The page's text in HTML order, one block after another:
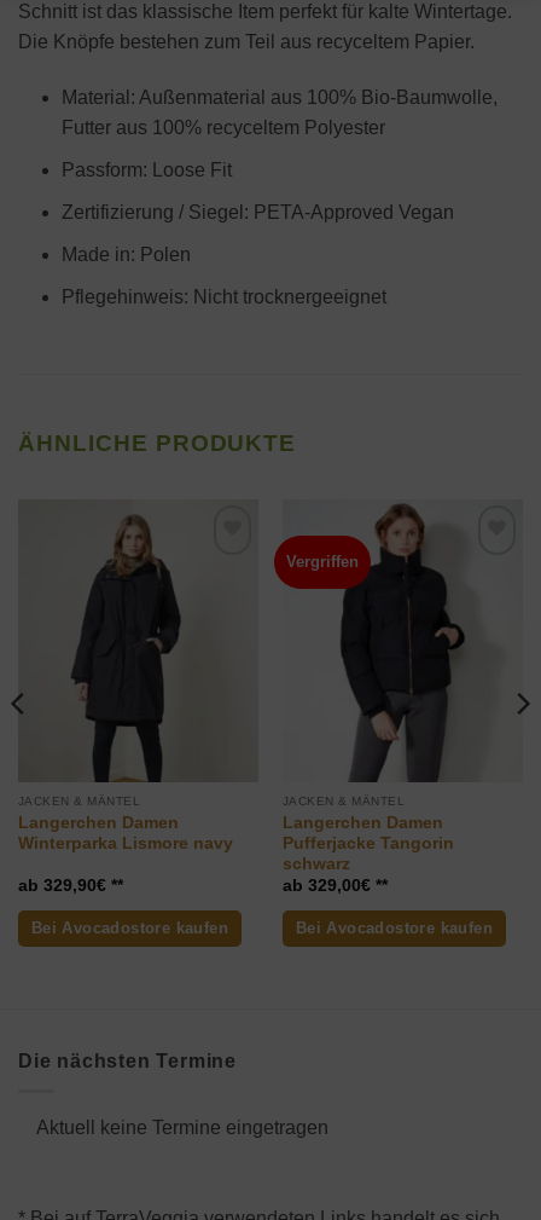
Schnitt ist das klassische Item perfekt für kalte Wintertage.
Die Knöpfe bestehen zum Teil aus recyceltem Papier.
Material: Außenmaterial aus 100% Bio-Baumwolle,
Futter aus 100% recyceltem Polyester
Passform: Loose Fit
Zertifizierung / Siegel: PETA-Approved Vegan
Made in: Polen
Pflegehinweis: Nicht trocknergeeignet
ÄHNLICHE PRODUKTE
Wunschliste
JACKEN & MÄNTEL
Langerchen Damen
Winterparka Lismore navy
329,90€
Bei Avocadostore kaufen
Vergriffen
Zur
hinzufügen
JACKEN & MÄNTEL
Langerchen Damen
Pufferjacke Tangorin
schwarz
329,00€
Bei Avocadostore kaufen
Die nächsten Termine
Aktuell keine Termine eingetragen